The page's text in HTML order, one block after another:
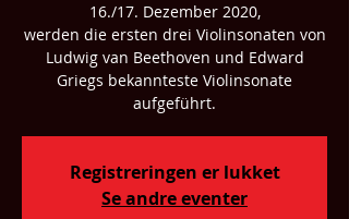
16./17. Dezember 2020,
werden die ersten drei Violinsonaten von
Ludwig van Beethoven und Edward
Griegs bekannteste Violinsonate
aufgeführt.
Registreringen er lukket
Se andre eventer